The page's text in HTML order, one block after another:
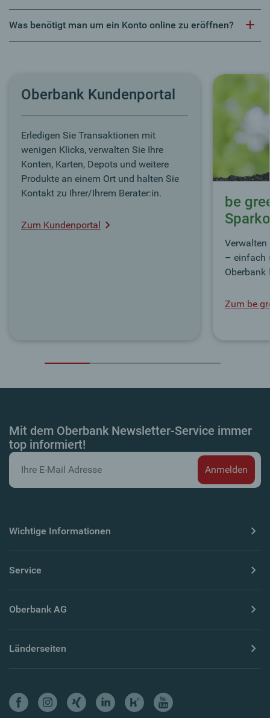
Was benötigt man um ein Konto online zu eröffnen?
Oberbank Kundenportal
Erledigen Sie Transaktionen mit
wenigen Klicks, verwalten Sie Ihre
Konten, Karten, Depots und weitere
Produkte an einem Ort und halten Sie
Kontakt zu Ihrer/Ihrem Berater:in.
Zum Kundenportal
be
Verwalten
– einfach
Oberbank
Zum be
Mit dem Oberbank Newsletter-Service immer
top informiert!
Wichtige Informationen
Service
Oberbank AG
Länderseiten